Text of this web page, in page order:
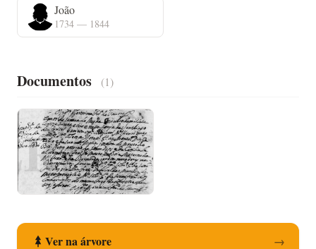
João
1734 — 1844
Documentos (1)
Ver na árvore →